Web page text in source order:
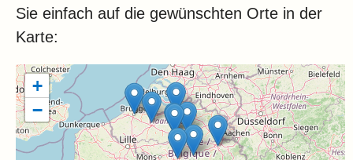
Sie einfach auf die gewünschten Orte in der
Karte:
+
−